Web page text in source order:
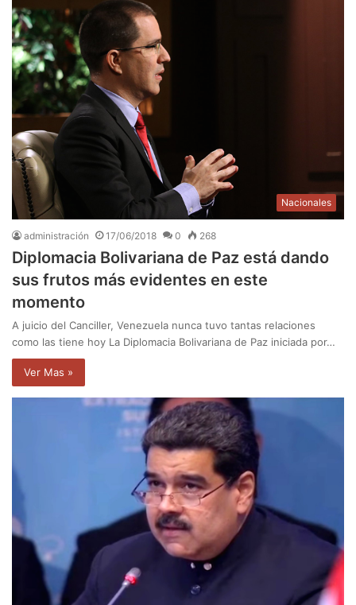
Nacionales
administración 17/06/2018 0 268
Diplomacia Bolivariana de Paz está dando
sus frutos más evidentes en este
momento
A juicio del Canciller, Venezuela nunca tuvo tantas relaciones
como las tiene hoy La Diplomacia Bolivariana de Paz iniciada por…
Ver Mas »